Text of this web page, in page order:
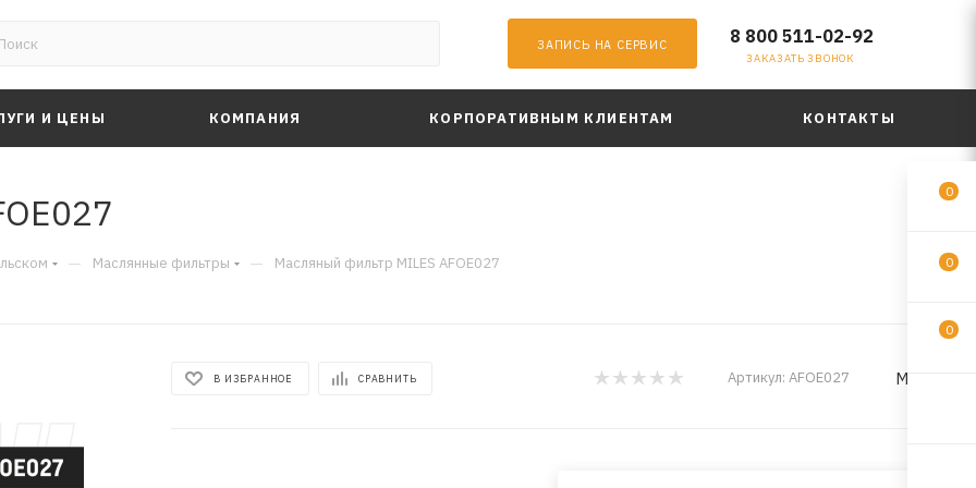
ЗАПИСЬ НА СЕРВИС 8 800 511-02-92
ЗАКАЗАТЬ ЗВОНОК
И ЦЕНЫ КОМПАНИЯ КОРПОРАТИВНЫМ КЛИЕНТАМ КОНТАКТЫ
— Маслянные фильтры — Масляный фильтр MILES AFOE027
В ИЗБРАННОЕ СРАВНИТЬ Артикул: AFOE027 MILES
0
0
0